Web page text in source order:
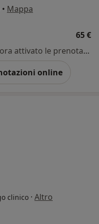
• Mappa
65 €
Questo dottore non ha ancora attivato le prenotazioni online presso questo indirizzo.
online
clinico · Altro